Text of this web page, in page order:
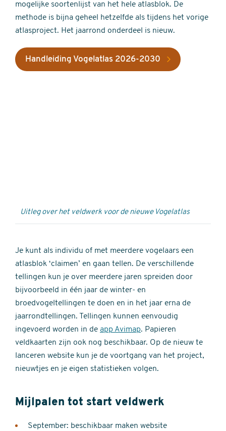
mogelijke soortenlijst van het hele atlasblok. De
methode is bijna geheel hetzelfde als tijdens het vorige
atlasproject. Het jaarrond onderdeel is nieuw.
Handleiding Vogelatlas 2026-2030
Uitleg over het veldwerk voor de nieuwe Vogelatlas
Je kunt als individu of met meerdere vogelaars een
atlasblok ‘claimen’ en gaan tellen. De verschillende
tellingen kun je over meerdere jaren spreiden door
bijvoorbeeld in één jaar de winter- en
broedvogeltellingen te doen en in het jaar erna de
jaarrondtellingen. Tellingen kunnen eenvoudig
ingevoerd worden in de app Avimap. Papieren
veldkaarten zijn ook nog beschikbaar. Op de nieuw te
lanceren website kun je de voortgang van het project,
nieuwtjes en je eigen statistieken volgen.
Mijlpalen tot start veldwerk
September: beschikbaar maken website